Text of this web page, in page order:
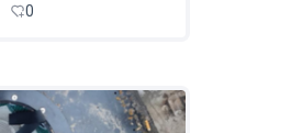
0